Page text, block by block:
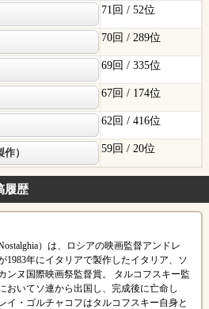
71回 / 52位
70回 / 289位
69回 / 335位
67回 / 174位
62回 / 416位
） 59回 / 20位
履歴
）は、ロシアの映画監督アンドレ
1983年にイタリアで製作したイタリア、ソ
ンヌ国際映画祭監督賞。 タルコフスキー監
おいてソ連から出国し、完成後に亡命し
イ・ゴルチャコフはタルコフスキー自身と